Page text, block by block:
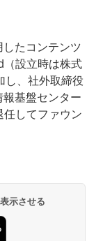
たコンテンツ
（設立時は株式
し、社外取締役
基盤センター
してファウン
示させる